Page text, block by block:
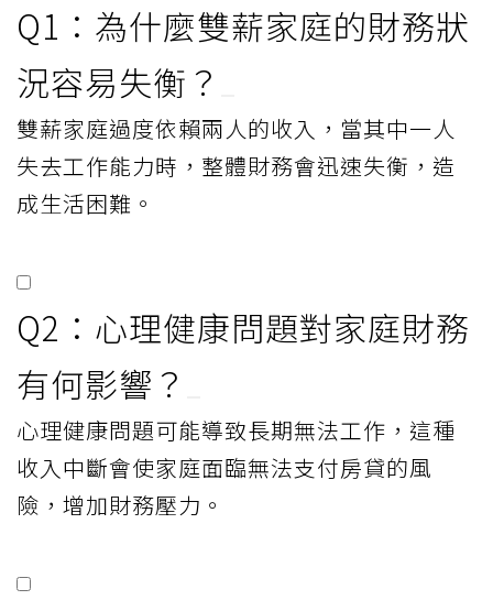
Q1：為什麼雙薪家庭的財務狀
況容易失衡？
雙薪家庭過度依賴兩人的收入，當其中一人
失去工作能力時，整體財務會迅速失衡，造
成生活困難。
Q2：心理健康問題對家庭財務
有何影響？
心理健康問題可能導致長期無法工作，這種
收入中斷會使家庭面臨無法支付房貸的風
險，增加財務壓力。